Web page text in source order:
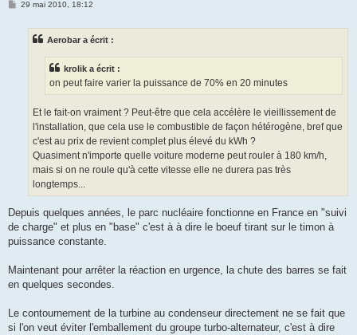
M29 mai 2010, 18:12
Aerobar a écrit :
krolik a écrit :
on peut faire varier la puissance de 70% en 20 minutes
Et le fait-on vraiment ? Peut-être que cela accélère le vieillissement de
l'installation, que cela use le combustible de façon hétérogène, bref que
c'est au prix de revient complet plus élevé du kWh ?
Quasiment n'importe quelle voiture moderne peut rouler à 180 km/h,
mais si on ne roule qu'à cette vitesse elle ne durera pas très
longtemps...
Depuis quelques années, le parc nucléaire fonctionne en France en "suivi
de charge" et plus en "base" c'est à à dire le boeuf tirant sur le timon à
puissance constante.
Maintenant pour arrêter la réaction en urgence, la chute des barres se fait
en quelques secondes.
Le contournement de la turbine au condenseur directement ne se fait que
si l'on veut éviter l'emballement du groupe turbo-alternateur, c'est à dire